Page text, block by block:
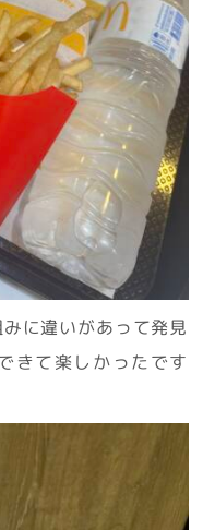
に違いがあって発見
きて楽しかったです